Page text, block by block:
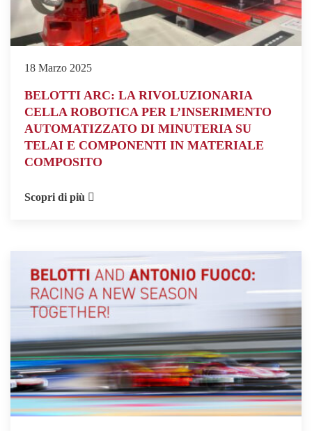
18 Marzo 2025
BELOTTI ARC: LA RIVOLUZIONARIA
CELLA ROBOTICA PER L’INSERIMENTO
AUTOMATIZZATO DI MINUTERIA SU
TELAI E COMPONENTI IN MATERIALE
COMPOSITO
Scopri di più